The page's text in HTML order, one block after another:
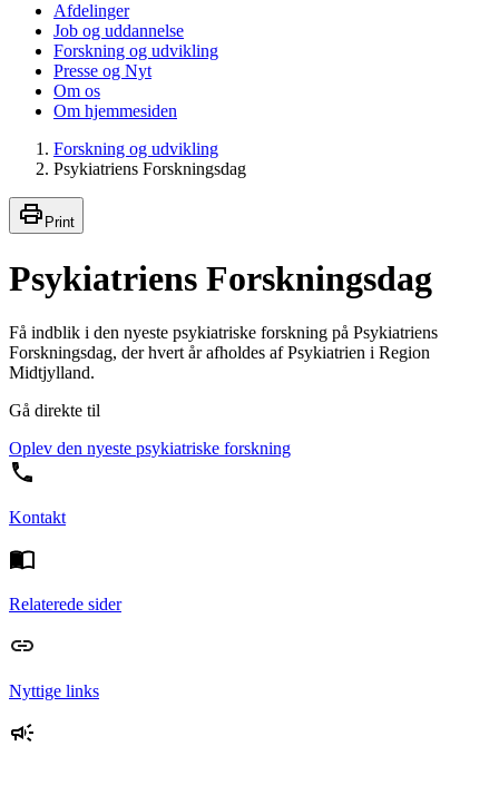
Afdelinger
Job og uddannelse
Forskning og udvikling
Presse og Nyt
Om os
Om hjemmesiden
Forskning og udvikling
Psykiatriens Forskningsdag
Print
Psykiatriens Forskningsdag
Få indblik i den nyeste psykiatriske forskning på Psykiatriens
Forskningsdag, der hvert år afholdes af Psykiatrien i Region
Midtjylland.
Gå direkte til
Oplev den nyeste psykiatriske forskning
Kontakt
Relaterede sider
Nyttige links